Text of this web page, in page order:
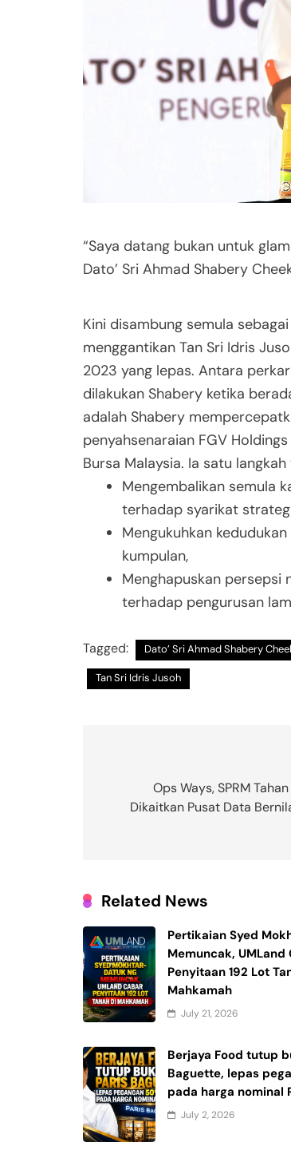
“Saya datang bukan untuk
Dato’ Sri Ahmad Shabery
Kini disambung semula sebagai
menggantikan Tan Sri Idris
2023 yang lepas. Antara
dilakukan Shabery ketika
adalah Shabery
penyahsenaraian FGV
Bursa Malaysia. Ia satu langkah
Mengembalikan semula
terhadap syarikat
Mengukuhkan
kumpulan,
Menghapuskan persepsi
terhadap pengurusan
Tagged: Dato’ Sri Ahmad Shabery
Tan Sri Idris Jusoh
navigationOps Ways, SPRM
Dikaitkan Pusat Data
Related News
Pertikaian Syed
Memuncak, UMLand
Penyitaan 192 Lot
Mahkamah
July 21, 2026
Berjaya Food tutup
Baguette, lepas
pada harga nominal
July 2, 2026